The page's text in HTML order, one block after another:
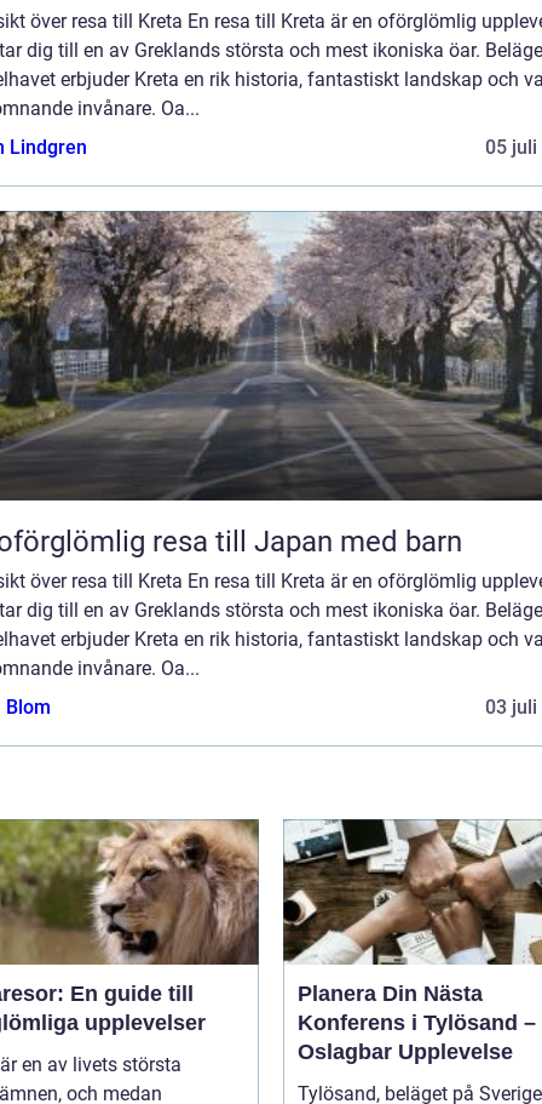
över resa till Kreta En resa till Kreta är en oförglömlig
dig till en av Greklands största och mest ikoniska öar.
erbjuder Kreta en rik historia, fantastiskt landskap och
invånare. Oa...
Lindgren
05 juli
resa till Japan med barn
över resa till Kreta En resa till Kreta är en oförglömlig
dig till en av Greklands största och mest ikoniska öar.
erbjuder Kreta en rik historia, fantastiskt landskap och
invånare. Oa...
Blom
03 juli
En guide till
upplevelser
en av livets största
och medan
Planera Din Nästa
Konferens i Tylösand –
Oslagbar Upplevelse
Tylösand, beläget på